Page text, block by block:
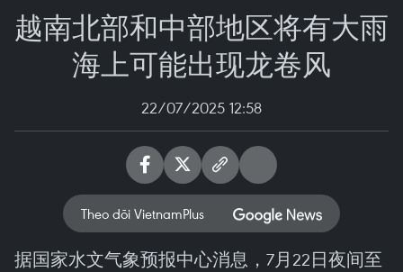
越南北部和中部地区将有大雨
海上可能出现龙卷风
22/07/2025 12:58
Theo dõi VietnamPlus
据国家水文气象预报中心消息，7月22日夜间至